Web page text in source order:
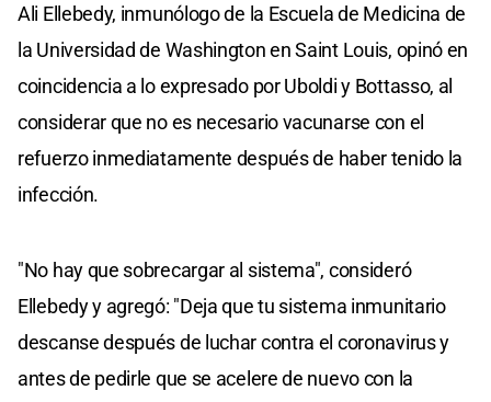
Ali Ellebedy, inmunólogo de la Escuela de Medicina de
la Universidad de Washington en Saint Louis, opinó en
coincidencia a lo expresado por Uboldi y Bottasso, al
considerar que no es necesario vacunarse con el
refuerzo inmediatamente después de haber tenido la
infección.
"No hay que sobrecargar al sistema", consideró
Ellebedy y agregó: "Deja que tu sistema inmunitario
descanse después de luchar contra el coronavirus y
antes de pedirle que se acelere de nuevo con la